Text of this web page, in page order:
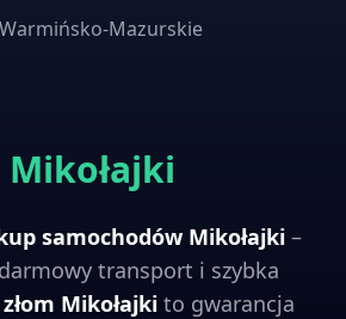
Warmińsko-Mazurskie
Mikołajki
samochodów Mikołajki –
transport i szybka
Mikołajki to gwarancja